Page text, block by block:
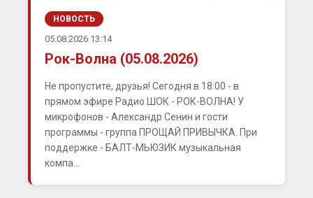
НОВОСТЬ
05.08.2026 13:14
Рок-Волна (05.08.2026)
Не пропустите, друзья! Сегодня в 18:00 - в
прямом эфире Радио ШОК - РОК-ВОЛНА! У
микрофонов - Александр Сенин и гости
программы - группа ПРОЩАЙ ПРИВЫЧКА. При
поддержке - БАЛТ-МЬЮЗИК музыкальная
компа...